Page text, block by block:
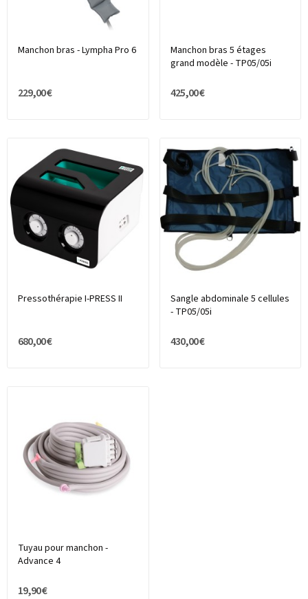
Manchon bras - Lympha Pro 6
229,00 €
Manchon bras 5 étages
grand modèle - TP05/05i
425,00 €
Pressothérapie I-PRESS II
680,00 €
Sangle abdominale 5 cellules
- TP05/05i
430,00 €
Tuyau pour manchon -
Advance 4
19,90 €